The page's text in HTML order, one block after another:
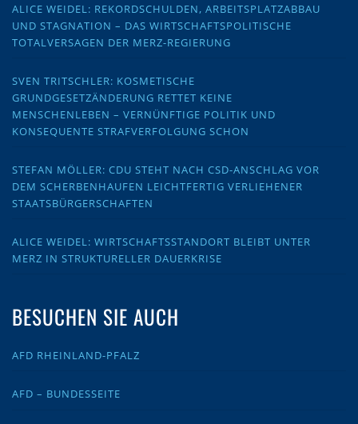
ALICE WEIDEL: REKORDSCHULDEN, ARBEITSPLATZABBAU
UND STAGNATION – DAS WIRTSCHAFTSPOLITISCHE
TOTALVERSAGEN DER MERZ-REGIERUNG
SVEN TRITSCHLER: KOSMETISCHE
GRUNDGESETZÄNDERUNG RETTET KEINE
MENSCHENLEBEN – VERNÜNFTIGE POLITIK UND
KONSEQUENTE STRAFVERFOLGUNG SCHON
STEFAN MÖLLER: CDU STEHT NACH CSD-ANSCHLAG VOR
DEM SCHERBENHAUFEN LEICHTFERTIG VERLIEHENER
STAATSBÜRGERSCHAFTEN
ALICE WEIDEL: WIRTSCHAFTSSTANDORT BLEIBT UNTER
MERZ IN STRUKTURELLER DAUERKRISE
BESUCHEN SIE AUCH
AFD RHEINLAND-PFALZ
AFD – BUNDESSEITE